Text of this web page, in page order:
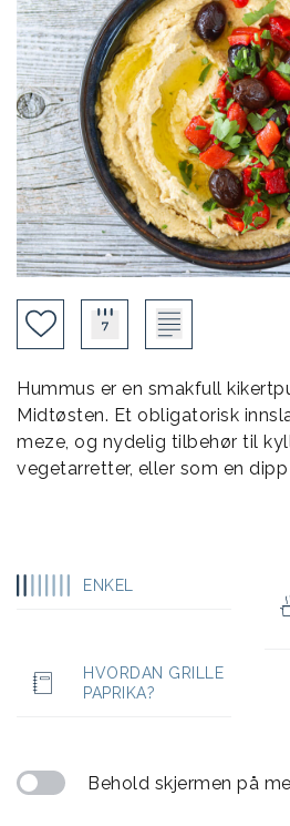
Hummus er en smakfull
Midtøsten. Et obligatorisk
meze, og nydelig tilbehør til
vegetarretter, eller som en
ENKEL
HVORDAN GRILLE
PAPRIKA?
Behold skjermen på